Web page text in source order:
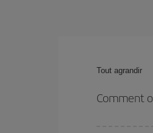
Tout agrandir
Comment